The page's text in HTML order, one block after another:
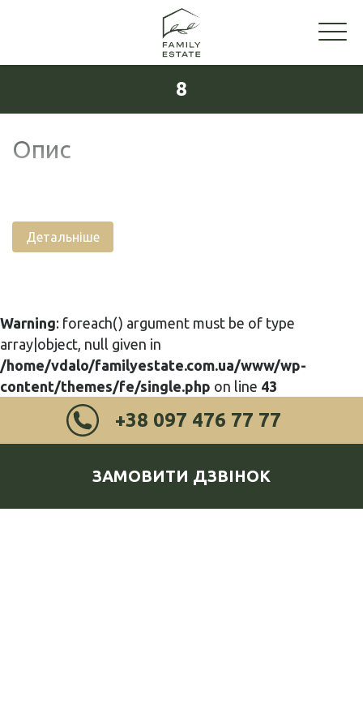
8
Опис
Детальніше
Warning: foreach() argument must be of type
array|object, null given in
/home/vdalo/familyestate.com.ua/www/wp-
content/themes/fe/single.php on line 43
+38 097 476 77 77
ЗАМОВИТИ ДЗВІНОК